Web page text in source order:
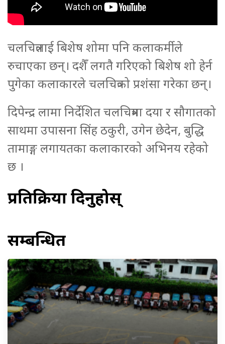
चलचित्रलाई बिशेष शोमा पनि कलाकर्मीले
रुचाएका छन्। दशैँ लगतै गरिएको बिशेष शो हेर्न
पुगेका कलाकारले चलचित्रको प्रशंसा गरेका छन्।
दिपेन्द्र लामा निर्देशित चलचित्रमा दया र सौगातको
साथमा उपासना सिंह ठकुरी, उगेन छेदेन, बुद्धि
तामाङ्ग लगायतका कलाकारको अभिनय रहेको
छ ।
प्रतिक्रिया दिनुहोस्
सम्बन्धित